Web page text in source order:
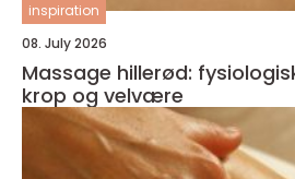
inspiration
08. July 2026
Massage hillerød:
krop og velvære